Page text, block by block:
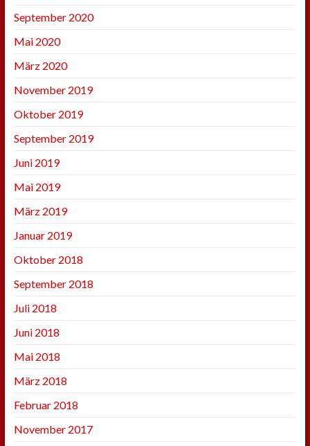
September 2020
Mai 2020
März 2020
November 2019
Oktober 2019
September 2019
Juni 2019
Mai 2019
März 2019
Januar 2019
Oktober 2018
September 2018
Juli 2018
Juni 2018
Mai 2018
März 2018
Februar 2018
November 2017